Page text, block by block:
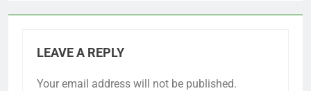
LEAVE A REPLY
Your email address will not be published.